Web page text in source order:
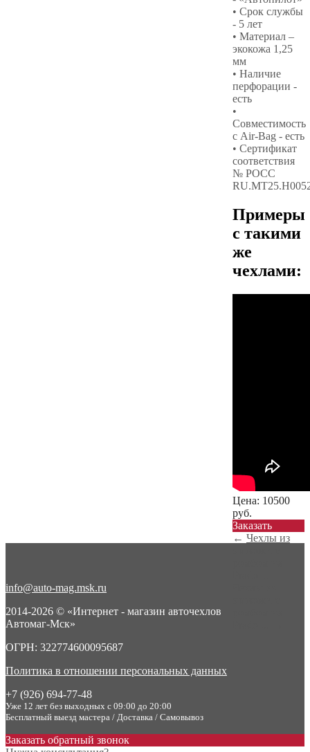
• Срок службы
- 5 лет
• Материал –
экокожа 1,25
мм
• Наличие
перфорации -
есть
•
Совместимость
с Air-Bag - есть
• Сертификат
соответствия
№ РОСС
Примеры
с такими
же
чехлами:
Цена: 10500
руб.
Заказать
← Чехлы из
info@auto-mag.msk.ru
2014-2026 © «Интернет - магазин авточехлов
Автомаг-Мск»
ОГРН: 322774600095687
Политика в отношении персональных данных
+7 (926) 694-77-48
Уже 12 лет без выходных с 09:00 до 20:00
Бесплатный выезд мастера / Доставка / Самовывоз
Заказать обратный звонок